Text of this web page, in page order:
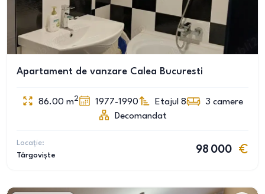
Apartament de vanzare Calea Bucuresti
86.00 m2 1977-1990 Etajul 8 3 camere
Decomandat
Locație:
Târgoviște
98 000